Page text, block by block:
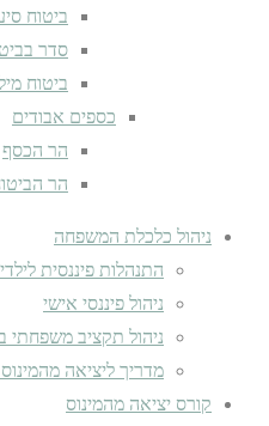
ביטוח
סדר
ביטוח
כספים אבודים
הר הכסף
הר
ניהול כלכלת המשפחה
התנהלות פיננסית
ניהול פיננסי אישי
ניהול תקציב
מדריך ליציאה
קורס יציאה מהמינוס